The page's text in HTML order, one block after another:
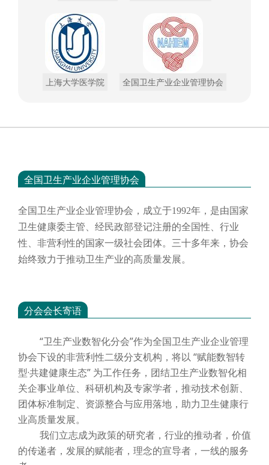
上海大学医学院 全国卫生产业企业管理协会
全国卫生产业企业管理协会
全国卫生产业企业管理协会，成立于1992年，是由国家
卫生健康委主管、经民政部登记注册的全国性、行业
性、非营利性的国家一级社会团体。三十多年来，协会
始终致力于推动卫生产业的高质量发展。
分会会长寄语
“卫生产业数智化分会”作为全国卫生产业企业管理
协会下设的非营利性二级分支机构，将以 “赋能数智转
型·共建健康生态” 为工作任务，团结卫生产业数智化相
关企事业单位、科研机构及专家学者，推动技术创新、
团体标准制定、资源整合与应用落地，助力卫生健康行
业高质量发展。
我们立志成为政策的研究者，行业的推动者，价值
的传递者，发展的赋能者，理念的宣导者，一线的服务